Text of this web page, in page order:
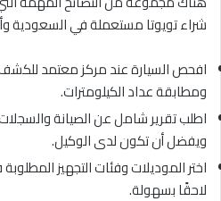
شراء تويوتا مستعملة في السعودية
افحص السيارة عند مركز معتمد
ومطابقة عداد الكيلومترات.
اطلب تقرير شامل عن الصيانة والسجلات
ويفضل أن تكون لدى الوكيل.
اختر الموديلات وفئات التجهيز
لاحقًا بسهولة.